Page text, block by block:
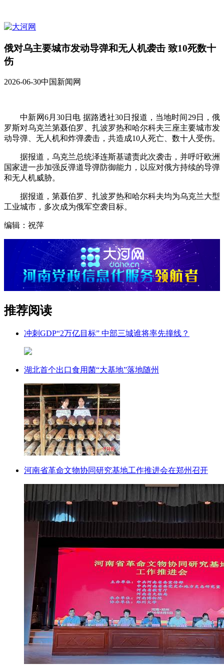
俄对乌主要城市发动导弹和无人机袭击 致10死数十
伤
2026-06-30中国新闻网
中新网6月30日电 据路透社30日报道，当地时间29日，俄
罗斯对乌克兰第聂伯罗、扎波罗热和哈尔科夫三座主要城市发
动导弹、无人机和炸弹袭击，共造成10人死亡、数十人受伤。
据报道，乌克兰总统泽连斯基谴责此次袭击，并呼吁欧洲
国家进一步加强反弹道导弹防御能力，以应对俄方持续的导弹
和无人机威胁。
据报道，第聂伯罗、扎波罗热和哈尔科夫均为乌克兰大型
工业城市，多次成为俄军空袭目标。
编辑：祝萍
推荐阅读
冲刺GDP“2万亿目标” 中部三城谁将率先撞线？
湖北首个出口食用菌“大基地”落地随州
河南省革命文物协同研究基地工作推进会在郑州召开